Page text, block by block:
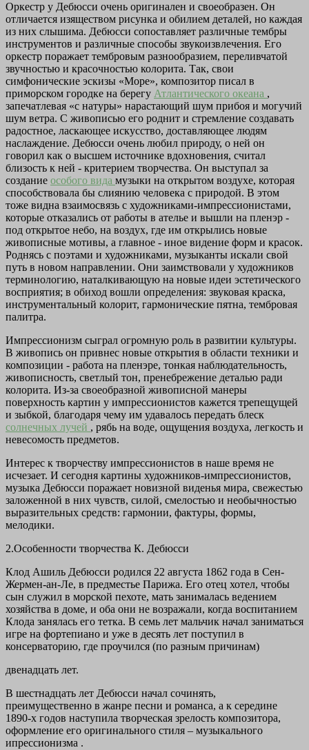
Оркестр у Дебюсси очень оригинален и своеобразен. Он
отличается изяществом рисунка и обилием деталей, но каждая
из них слышима. Дебюсси сопоставляет различные тембры
инструментов и различные способы звукоизвлечения. Его
оркестр поражает тембровым разнообразием, переливчатой
звучностью и красочностью колорита. Так, свои
симфонические эскизы «Море», композитор писал в
приморском городке на берегу Атлантического океана ,
запечатлевая «с натуры» нарастающий шум прибоя и могучий
шум ветра. С живописью его роднит и стремление создавать
радостное, ласкающее искусство, доставляющее людям
наслаждение. Дебюсси очень любил природу, о ней он
говорил как о высшем источнике вдохновения, считал
близость к ней - критерием творчества. Он выступал за
создание особого вида музыки на открытом воздухе, которая
способствовала бы слиянию человека с природой. В этом
тоже видна взаимосвязь с художниками-импрессионистами,
которые отказались от работы в ателье и вышли на пленэр -
под открытое небо, на воздух, где им открылись новые
живописные мотивы, а главное - иное видение форм и красок.
Роднясь с поэтами и художниками, музыканты искали свой
путь в новом направлении. Они заимствовали у художников
терминологию, наталкивающую на новые идеи эстетического
восприятия; в обиход вошли определения: звуковая краска,
инструментальный колорит, гармонические пятна, тембровая
палитра.
Импрессионизм сыграл огромную роль в развитии культуры.
В живопись он привнес новые открытия в области техники и
композиции - работа на пленэре, тонкая наблюдательность,
живописность, светлый тон, пренебрежение деталью ради
колорита. Из-за своеобразной живописной манеры
поверхность картин у импрессионистов кажется трепещущей
и зыбкой, благодаря чему им удавалось передать блеск
солнечных лучей , рябь на воде, ощущения воздуха, легкость и
невесомость предметов.
Интерес к творчеству импрессионистов в наше время не
исчезает. И сегодня картины художников-импрессионистов,
музыка Дебюсси поражает новизной виденья мира, свежестью
заложенной в них чувств, силой, смелостью и необычностью
выразительных средств: гармонии, фактуры, формы,
мелодики.
2.Особенности творчества К. Дебюсси
Клод Ашиль Дебюсси родился 22 августа 1862 года в Сен-
Жермен-ан-Ле, в предместье Парижа. Его отец хотел, чтобы
сын служил в морской пехоте, мать занималась ведением
хозяйства в доме, и оба они не возражали, когда воспитанием
Клода занялась его тетка. В семь лет мальчик начал заниматься
игре на фортепиано и уже в десять лет поступил в
консерваторию, где проучился (по разным причинам)
двенадцать лет.
В шестнадцать лет Дебюсси начал сочинять,
преимущественно в жанре песни и романса, а к середине
1890-х годов наступила творческая зрелость композитора,
оформление его оригинального стиля – музыкального
ипрессионизма .